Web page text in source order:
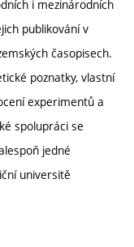
i mezinárodních
publikování v
časopisech.
poznatky, vlastní
experimentů a
spolupráci se
jedné
universitě